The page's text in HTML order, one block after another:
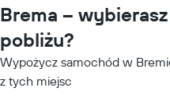
Brema –
pobliżu?
Wypożycz samochód w
z tych miejsc